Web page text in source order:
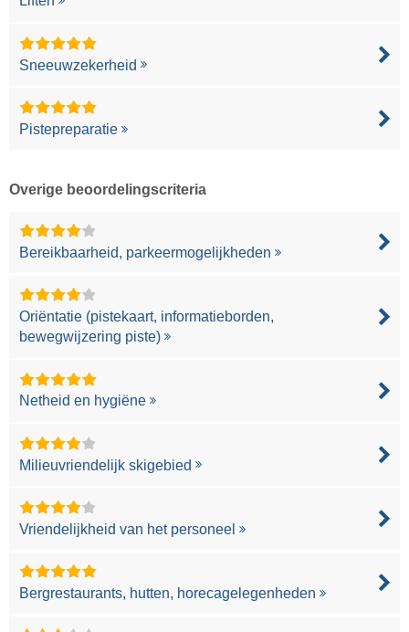
Sneeuwzekerheid
Pistepreparatie
Overige beoordelingscriteria
Bereikbaarheid, parkeermogelijkheden
Oriëntatie (pistekaart, informatieborden,
bewegwijzering piste)
Netheid en hygiëne
Milieuvriendelijk skigebied
Vriendelijkheid van het personeel
Bergrestaurants, hutten, horecagelegenheden